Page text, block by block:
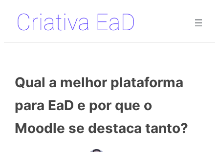
Pular
para
Qual a melhor plataforma
para EaD e por que o
Moodle se destaca tanto?